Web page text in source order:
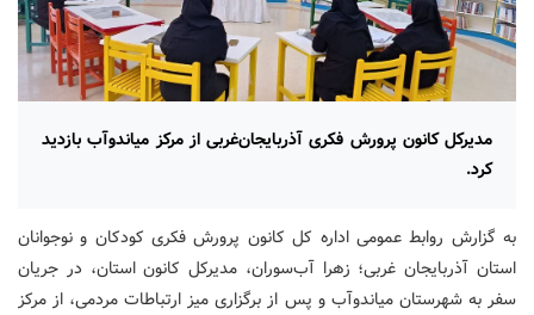
مدیرکل کانون پرورش فکری آذربایجان‌غربی از مرکز میاندوآب بازدید
کرد.
به گزارش روابط عمومی اداره کل کانون پرورش فکری کودکان و نوجوانان
استان آذربایجان غربی؛ زهرا آب‌سوران، مدیرکل کانون استان، در جریان
سفر به شهرستان میاندوآب و پس از برگزاری میز ارتباطات مردمی، از مرکز